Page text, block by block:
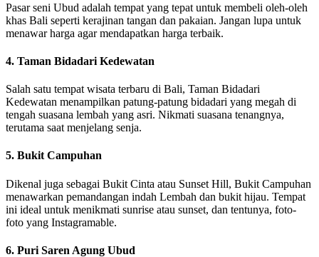
Pasar seni Ubud adalah tempat yang tepat untuk membeli oleh-oleh
khas Bali seperti kerajinan tangan dan pakaian. Jangan lupa untuk
menawar harga agar mendapatkan harga terbaik.
4. Taman Bidadari Kedewatan
Salah satu tempat wisata terbaru di Bali, Taman Bidadari
Kedewatan menampilkan patung-patung bidadari yang megah di
tengah suasana lembah yang asri. Nikmati suasana tenangnya,
terutama saat menjelang senja.
5. Bukit Campuhan
Dikenal juga sebagai Bukit Cinta atau Sunset Hill, Bukit Campuhan
menawarkan pemandangan indah Lembah dan bukit hijau. Tempat
ini ideal untuk menikmati sunrise atau sunset, dan tentunya, foto-
foto yang Instagramable.
6. Puri Saren Agung Ubud